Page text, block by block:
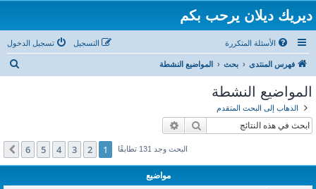
ديريك ديلان يرحب بكم
الأسئلة المتكررة تسجيل الدخول التسجيل
فهرس المنتدى بحث المواضيع النشطة
ب
المواضيع النشطة
الذهاب إلى البحث المتقدم
بحث
البحث وجد 131 تطابقًا 1
2
3
4
5
6 التالي
مواضيع